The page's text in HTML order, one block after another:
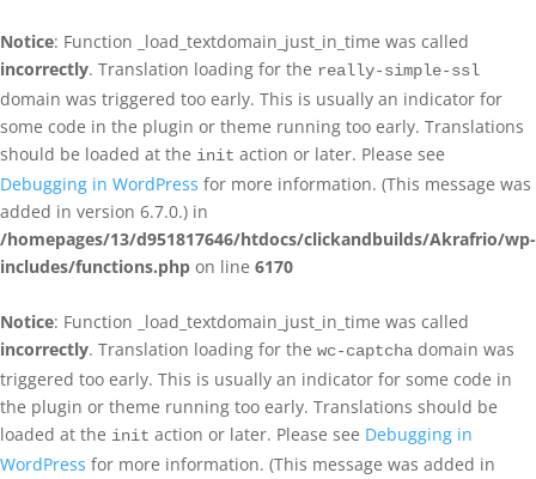
Notice: Function _load_textdomain_just_in_time was called
incorrectly. Translation loading for the really-simple-ssl
domain was triggered too early. This is usually an indicator for
some code in the plugin or theme running too early. Translations
should be loaded at the init action or later. Please see
Debugging in WordPress for more information. (This message was
added in version 6.7.0.) in
/homepages/13/d951817646/htdocs/clickandbuilds/Akrafrio/wp-
includes/functions.php on line 6170
Notice: Function _load_textdomain_just_in_time was called
incorrectly. Translation loading for the wc-captcha domain was
triggered too early. This is usually an indicator for some code in
the plugin or theme running too early. Translations should be
loaded at the init action or later. Please see Debugging in
WordPress for more information. (This message was added in